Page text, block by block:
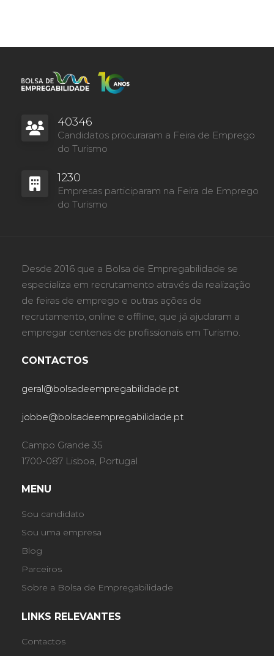
40346
Candidatos procuraram a Feira de Emprego
do Turismo
1230
Empresas participaram na Feira de Emprego
do Turismo
Desde 2016 que a Bolsa de Empregabilidade se
especializa em recrutamento através da realização
de feiras de emprego e outras ações de
recrutamento, online e offline, que já ajudaram a
empregar centenas de profissionais em Turismo.
CONTACTOS
geral@bolsadeempregabilidade.pt
jobbe@bolsadeempregabilidade.pt
Campo Grande 35
1700-087 Lisboa, Portugal
MENU
Sou candidato
Sou uma empresa
Blog
Parceiros
Sobre a Bolsa de Empregabilidade
LINKS RELEVANTES
Contactos